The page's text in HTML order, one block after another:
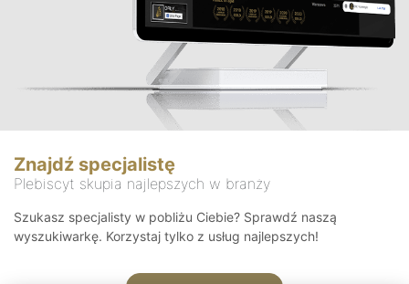
Znajdź specjalistę
Plebiscyt skupia najlepszych w branży
Szukasz specjalisty w pobliżu Ciebie? Sprawdź naszą
wyszukiwarkę. Korzystaj tylko z usług najlepszych!